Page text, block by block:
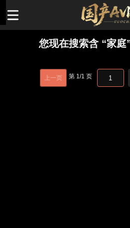
您现在搜索含 “家庭
上一页 第 1/1 页